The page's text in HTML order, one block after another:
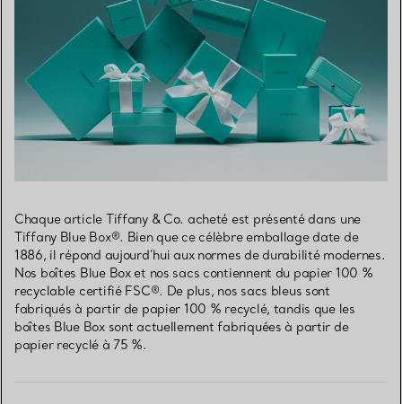
Chaque article Tiffany & Co. acheté est présenté dans une
Tiffany Blue Box®. Bien que ce célèbre emballage date de
1886, il répond aujourd’hui aux normes de durabilité modernes.
Nos boîtes Blue Box et nos sacs contiennent du papier 100 %
recyclable certifié FSC®. De plus, nos sacs bleus sont
fabriqués à partir de papier 100 % recyclé, tandis que les
boîtes Blue Box sont actuellement fabriquées à partir de
papier recyclé à 75 %.